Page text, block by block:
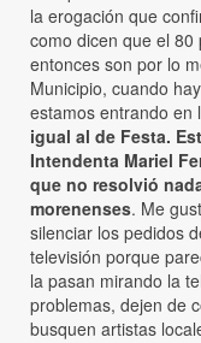
la erogación que
como dicen que el 80
entonces son por lo
Municipio, cuando
estamos entrando en
igual al de Festa.
Intendenta Mariel
que no resolvió
morenenses. Me
silenciar los pedidos
televisión porque
la pasan mirando la
problemas, dejen de
busquen artistas